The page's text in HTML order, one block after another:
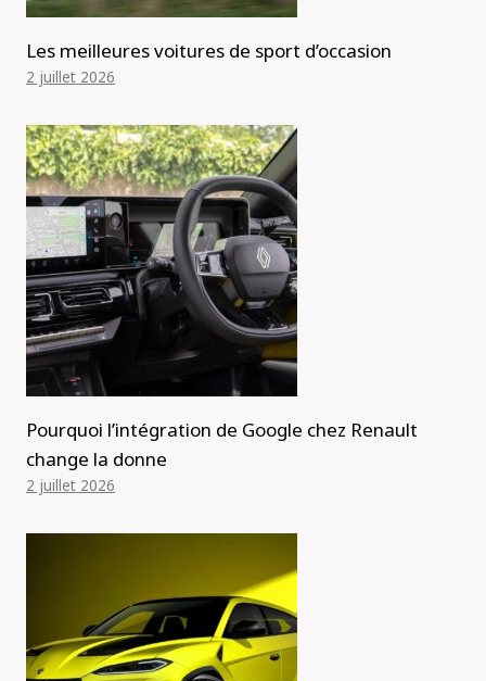
Les meilleures voitures de sport d’occasion
2 juillet 2026
Pourquoi l’intégration de Google chez Renault
change la donne
2 juillet 2026